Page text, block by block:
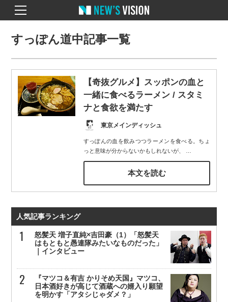
すっぽん道中記事一覧
【奇抜グルメ】スッポンの血と
一緒に食べるラーメン / スタミ
ナと食欲を満たす
東京メインディッシュ
すっぽんの血を飲みつつラーメンを食べる。ちょ
っと意味が分からないかもしれないが、
本文を読む
人気記事ランキング
怒髪天 増子直純×吉田豪（1）「怒髪天
はもともと愚連隊みたいなものだった」
｜インタビュー
『マツコ＆有吉 かりそめ天国』マツコ、
日本酒好きが高じて酒蔵への婿入り願望
を明かす「アタシじゃダメ？」